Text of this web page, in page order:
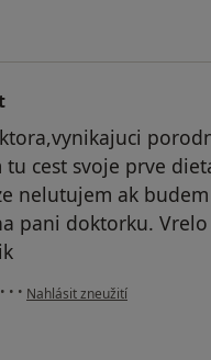
tu cest svoje prve
nelutujem ak
pani doktorku.
• • • podle názoru uživatele Pacient
Nahlásit zneužití